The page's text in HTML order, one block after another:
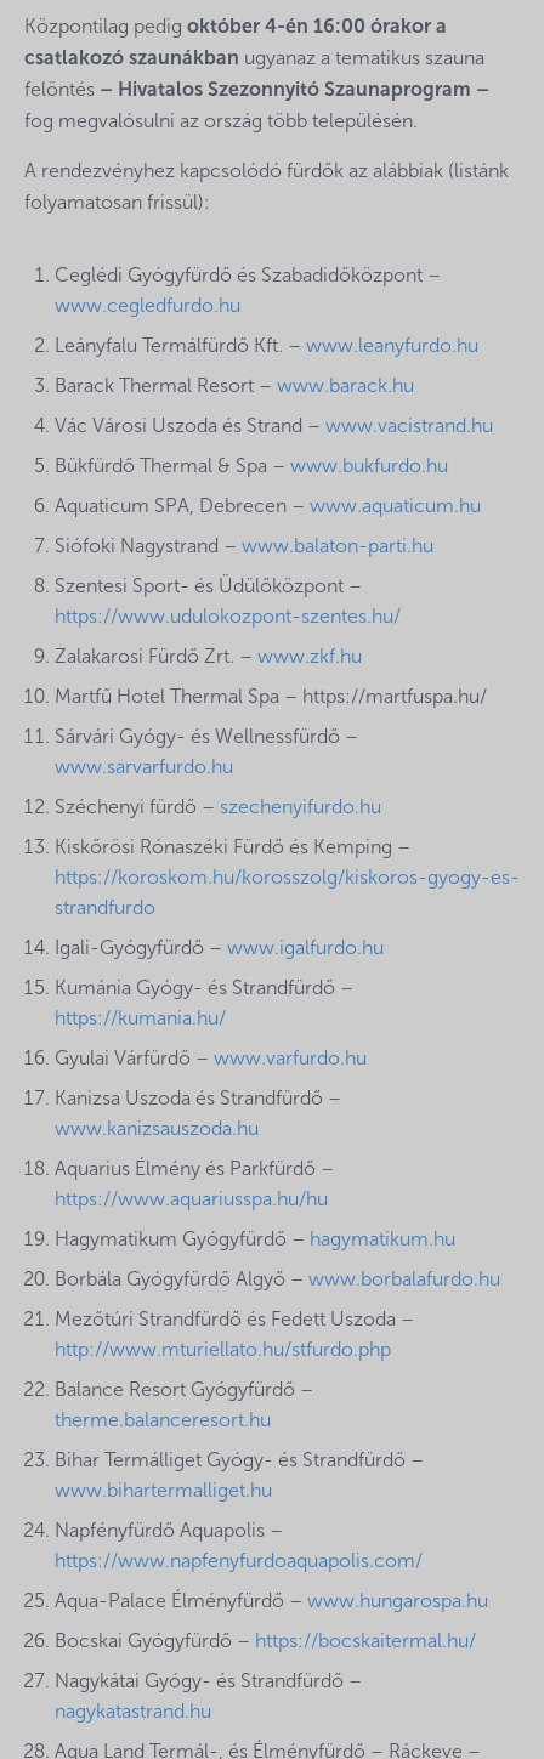
Központilag pedig október 4-én 16:00 órakor a
csatlakozó szaunákban ugyanaz a tematikus szauna
felöntés – Hivatalos Szezonnyitó Szaunaprogram –
fog megvalósulni az ország több településén.
A rendezvényhez kapcsolódó fürdők az alábbiak (listánk
folyamatosan frissül):
Ceglédi Gyógyfürdő és Szabadidőközpont –
www.cegledfurdo.hu
Leányfalu Termálfürdő Kft. – www.leanyfurdo.hu
Barack Thermal Resort – www.barack.hu
Vác Városi Uszoda és Strand – www.vacistrand.hu
Bükfürdő Thermal & Spa – www.bukfurdo.hu
Aquaticum SPA, Debrecen – www.aquaticum.hu
Siófoki Nagystrand – www.balaton-parti.hu
Szentesi Sport- és Üdülőközpont –
https://www.udulokozpont-szentes.hu/
Zalakarosi Fürdő Zrt. – www.zkf.hu
Martfű Hotel Thermal Spa – https://martfuspa.hu/
Sárvári Gyógy- és Wellnessfürdő –
www.sarvarfurdo.hu
Széchenyi fürdő – szechenyifurdo.hu
Kiskőrösi Rónaszéki Fürdő és Kemping –
https://koroskom.hu/korosszolg/kiskoros-gyogy-es-
strandfurdo
Igali-Gyógyfürdő – www.igalfurdo.hu
Kumánia Gyógy- és Strandfürdő –
https://kumania.hu/
Gyulai Várfürdő – www.varfurdo.hu
Kanizsa Uszoda és Strandfürdő –
www.kanizsauszoda.hu
Aquarius Élmény és Parkfürdő –
https://www.aquariusspa.hu/hu
Hagymatikum Gyógyfürdő – hagymatikum.hu
Borbála Gyógyfürdő Algyő – www.borbalafurdo.hu
Mezőtúri Strandfürdő és Fedett Uszoda –
http://www.mturiellato.hu/stfurdo.php
Balance Resort Gyógyfürdő –
therme.balanceresort.hu
Bihar Termálliget Gyógy- és Strandfürdő –
www.bihartermalliget.hu
Napfényfürdő Aquapolis –
https://www.napfenyfurdoaquapolis.com/
Aqua-Palace Élményfürdő – www.hungarospa.hu
Bocskai Gyógyfürdő – https://bocskaitermal.hu/
Nagykátai Gyógy- és Strandfürdő –
nagykatastrand.hu
Aqua Land Termál-, és Élményfürdő – Ráckeve –